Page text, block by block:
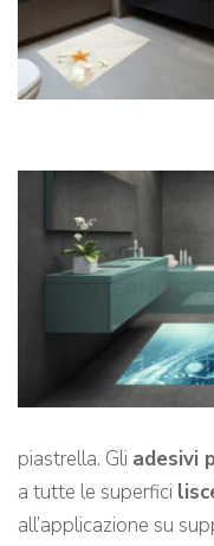
piastrella. Gli adesivi
a tutte le superfici
all’applicazione su